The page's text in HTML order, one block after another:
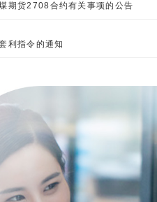
期货2708合约有关事项的公告
利指令的通知